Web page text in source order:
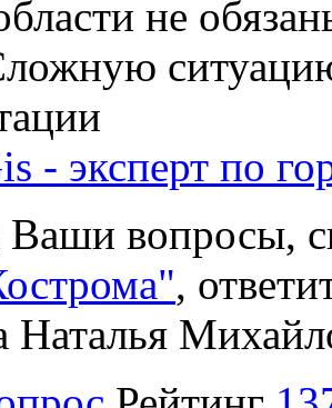
не
- эксперт по
вопросы,
,
Наталья